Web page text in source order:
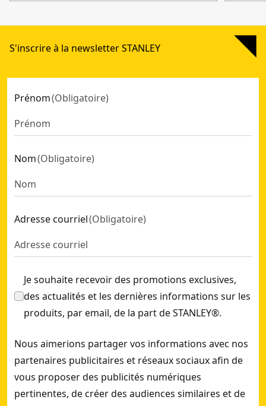
S'inscrire à la newsletter STANLEY
Prénom(Obligatoire)
Nom(Obligatoire)
Adresse courriel(Obligatoire)
Je souhaite recevoir des promotions exclusives,
des actualités et les dernières informations sur les
produits, par email, de la part de STANLEY®.
Nous aimerions partager vos informations avec nos
partenaires publicitaires et réseaux sociaux afin de
vous proposer des publicités numériques
pertinentes, de créer des audiences similaires et de